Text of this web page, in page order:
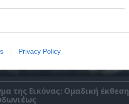
Privacy Policy
της Εικόνας: Ομαδική έκθεση